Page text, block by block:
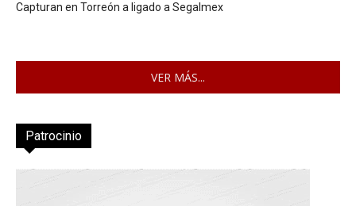
Capturan en Torreón a ligado a Segalmex
VER MÁS...
Patrocinio